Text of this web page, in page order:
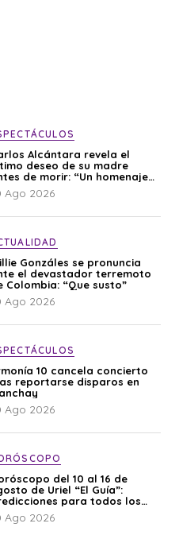
Alcántara revela el
deseo de su madre
de morir: “Un homenaje
mi mamá”
Ago 2026
Gonzáles se pronuncia
el devastador terremoto
Colombia: “Que susto”
Ago 2026
10 cancela concierto
reportarse disparos en
Ago 2026
del 10 al 16 de
de Uriel “El Guía”:
para todos los
del zodiaco aquí
Ago 2026